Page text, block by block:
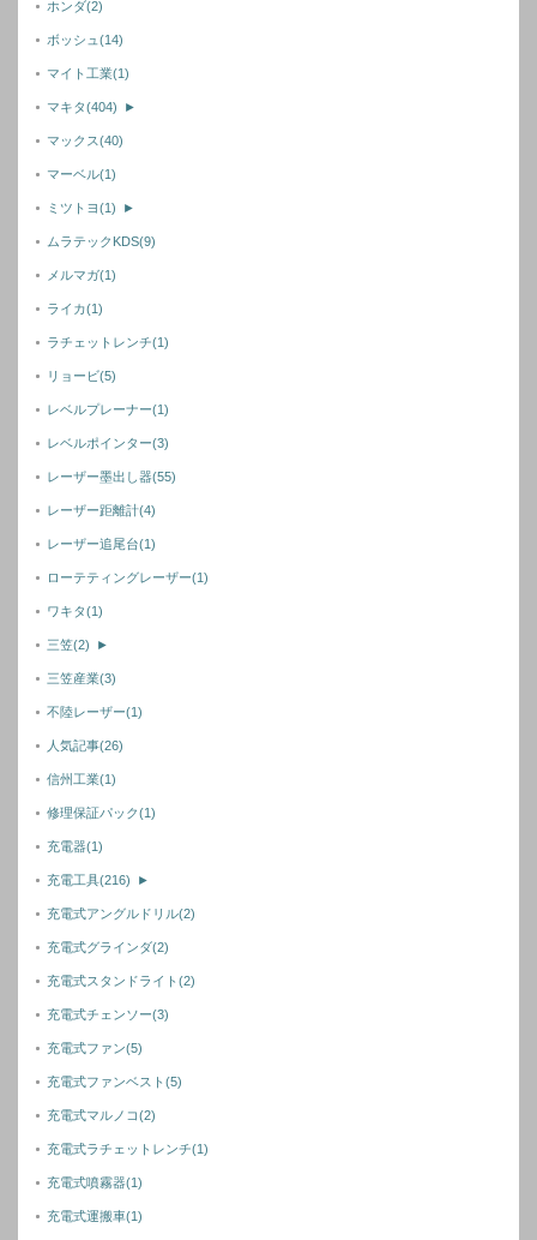
ホンダ(2)
ボッシュ (14)
マイト工業(1)
マキタ(404) ►
マックス(40)
マーベル(1)
ミツトヨ(1) ►
ムラテックKDS(9)
メルマガ(1)
ライカ(1)
ラチェットレンチ(1)
リョービ(5)
レベルプレーナー(1)
レベルポインター(3)
レーザー墨出し器(55)
レーザー距離計(4)
レーザー追尾台(1)
ローテティングレーザー(1)
ワキタ(1)
三笠(2) ►
三笠産業(3)
不陸レーザー(1)
人気記事(26)
信州工業(1)
修理保証パック(1)
充電器(1)
充電工具(216) ►
充電式アングルドリル(2)
充電式グラインダ(2)
充電式スタンドライト(2)
充電式チェンソー(3)
充電式ファン(5)
充電式ファンベスト(5)
充電式マルノコ(2)
充電式ラチェットレンチ(1)
充電式噴霧器(1)
充電式運搬車(1)